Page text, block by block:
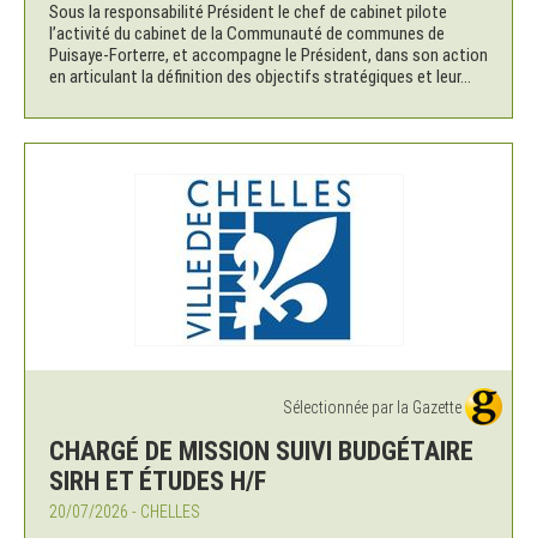
Sous la responsabilité Président le chef de cabinet pilote
l’activité du cabinet de la Communauté de communes de
Puisaye-Forterre, et accompagne le Président, dans son action
en articulant la définition des objectifs stratégiques et leur...
Sélectionnée par la Gazette
CHARGÉ DE MISSION SUIVI BUDGÉTAIRE
SIRH ET ÉTUDES H/F
20/07/2026 - CHELLES